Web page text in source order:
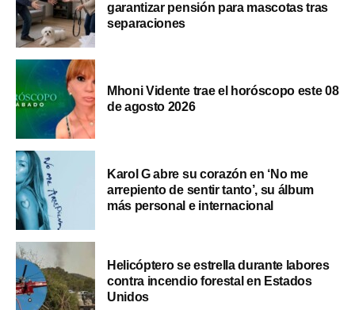
garantizar pensión para mascotas tras
separaciones
Mhoni Vidente trae el horóscopo este 08
de agosto 2026
Karol G abre su corazón en ‘No me
arrepiento de sentir tanto’, su álbum
más personal e internacional
Helicóptero se estrella durante labores
contra incendio forestal en Estados
Unidos